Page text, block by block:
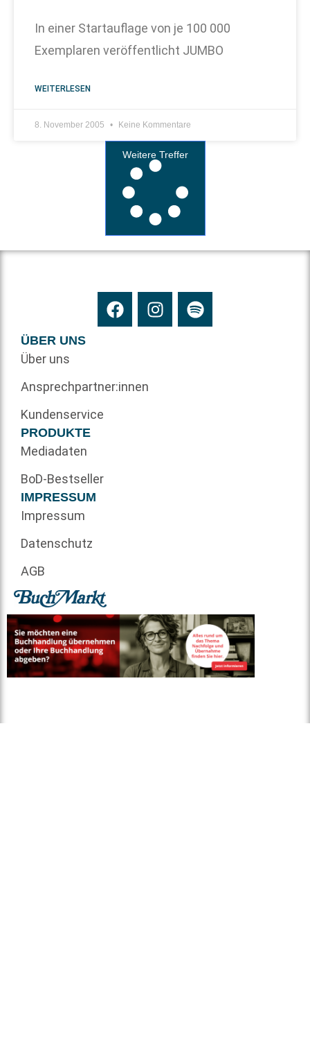
In einer Startauflage von je 100 000
Exemplaren veröffentlicht JUMBO
WEITERLESEN
8. November 2005 Keine Kommentare
Weitere Treffer
ÜBER UNS
Über uns
Ansprechpartner:innen
Kundenservice
PRODUKTE
Mediadaten
BoD-Bestseller
IMPRESSUM
Impressum
Datenschutz
AGB